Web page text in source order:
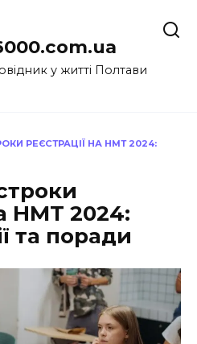
у житті Полтави
РЕЄСТРАЦІЇ НА НМТ 2024:
НМТ 2024:
та поради